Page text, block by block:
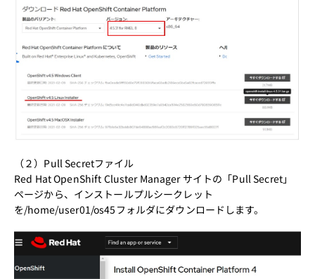
（２）Pull Secretファイル
Red Hat OpenShift Cluster Manager サイトの「Pull Secret」
ページから、インストールプルシークレット
を/home/user01/os45フォルダにダウンロードします。